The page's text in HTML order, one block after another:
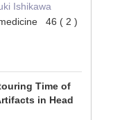
Ishikawa
46 ( 2 )
Time of
in Head